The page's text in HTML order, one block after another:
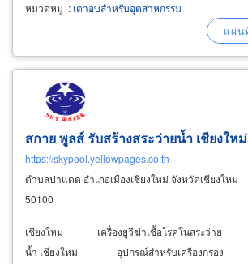
ได้ตั้งแต่ 60°c ถึง 700°c อ่านรายละเอียดเพิ่ม
หมวดหมู่ : เตาอบสำหรับอุตสาหกรรม
สกาย พูลส์ รับสร้างสระว่ายน้ำ เชียงใหม่
https://skypool.yellowpages.co.th
ตำบลป่าแดด อำเภอเมืองเชียงใหม่ จังหวัดเชียงใหม่
50100
เชียงใหม่ เครื่องยูวีฆ่าเชื้อโรคในสระว่าย
น้ำ เชียงใหม่ อุปกรณ์สำหรับเครื่องกรอง